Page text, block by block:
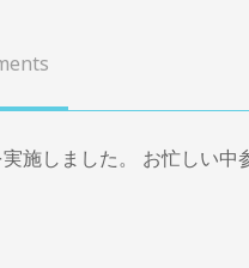
施しました。 お忙しい